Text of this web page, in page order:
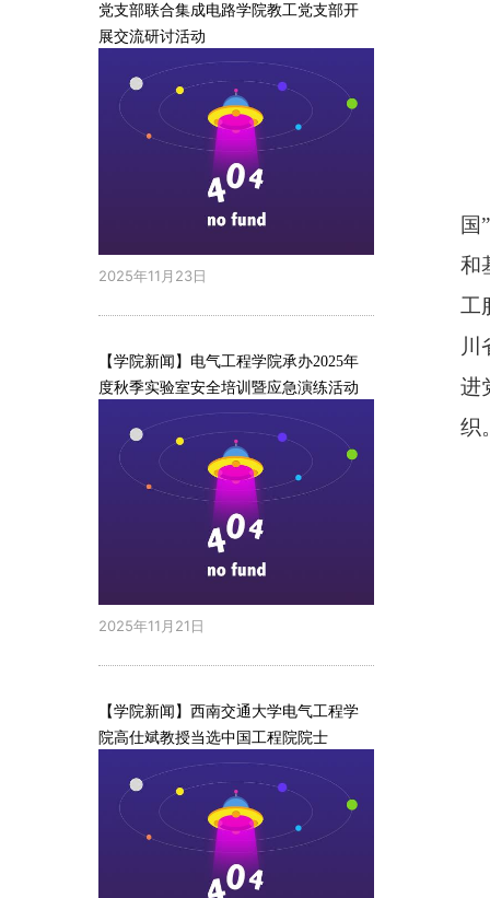
国
和
工
川
进
织
党支部联合集成电路学院教工党支部开
展交流研讨活动
2025年11月23日
【学院新闻】电气工程学院承办2025年
度秋季实验室安全培训暨应急演练活动
2025年11月21日
【学院新闻】西南交通大学电气工程学
院高仕斌教授当选中国工程院院士